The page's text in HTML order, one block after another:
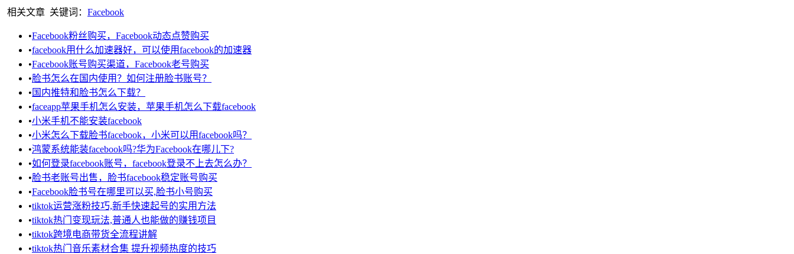
相关文章 关键词： Facebook
•Facebook粉丝购买，Facebook动态点赞购买
•facebook用什么加速器好，可以使用facebook的加速器
•Facebook账号购买渠道，Facebook老号购买
•脸书怎么在国内使用？如何注册脸书账号？
• 国内推特和脸书怎么下载？
•faceapp苹果手机怎么安装，苹果手机怎么下载facebook
•小米手机不能安装facebook
•小米怎么下载脸书facebook，小米可以用facebook吗？
•鸿蒙系统能装facebook吗?华为Facebook在哪儿下?
•如何登录facebook账号，facebook登录不上去怎么办？
•脸书老账号出售，脸书facebook稳定账号购买
•Facebook脸书号在哪里可以买,脸书小号购买
•tiktok运营涨粉技巧,新手快速起号的实用方法
•tiktok热门变现玩法,普通人也能做的赚钱项目
•tiktok跨境电商带货全流程讲解
•tiktok热门音乐素材合集 提升视频热度的技巧